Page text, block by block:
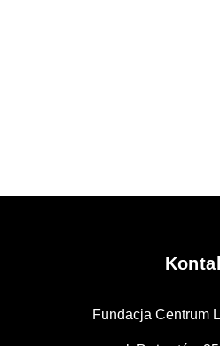
Fundacja Centrum